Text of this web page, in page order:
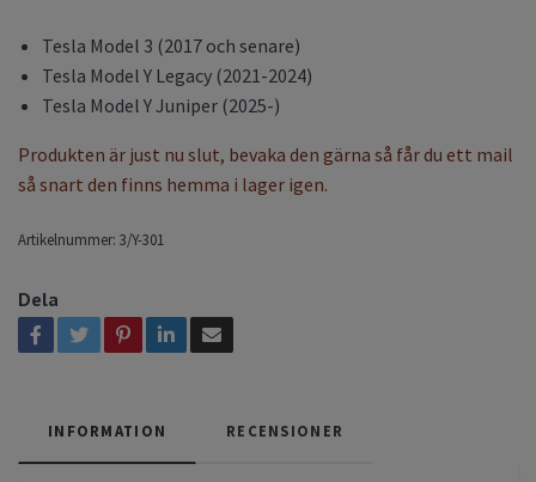
Tesla Model 3 (2017 och senare)
Tesla Model Y Legacy (2021-2024)
Tesla Model Y Juniper (2025-)
Produkten är just nu slut, bevaka den gärna så får du ett mail
så snart den finns hemma i lager igen.
Artikelnummer: 3/Y-301
Dela
INFORMATION RECENSIONER